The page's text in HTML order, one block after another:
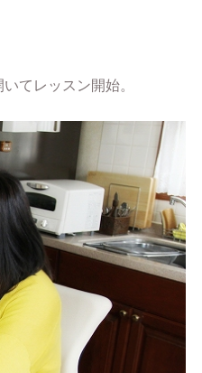
てレッスン開始。